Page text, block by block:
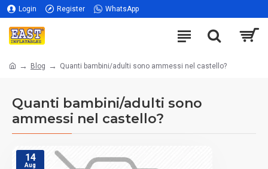
Login Register WhatsApp
Blog Quanti bambini/adulti sono ammessi nel castello?
Quanti bambini/adulti sono
ammessi nel castello?
14
Aug